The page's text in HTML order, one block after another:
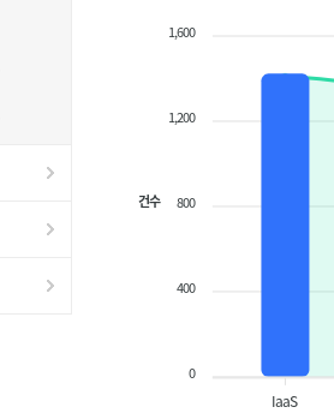
1,600
1,200
800
400
0
건수
IaaS